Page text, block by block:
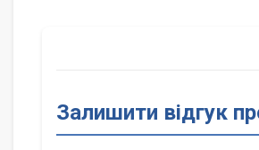
Залишити відгук